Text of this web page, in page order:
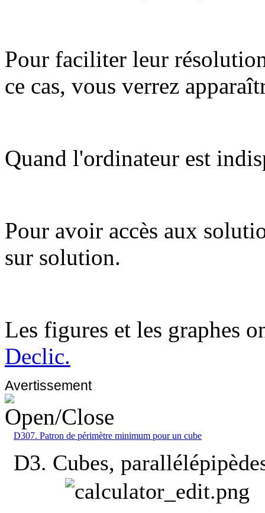
Pour faciliter leur
ce cas, vous verrez
Quand l'ordinateur est
Pour avoir accès aux
sur solution.
Les figures et les graphes
Declic.
Avertissement
D307. Patron de périmètre minimum pour un cube
D3. Cubes,